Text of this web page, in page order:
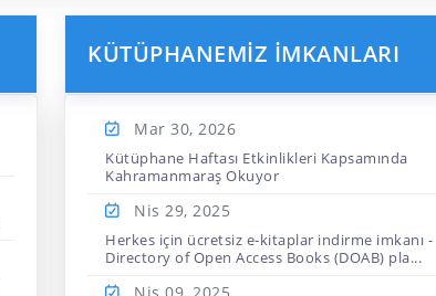
KÜTÜPHANEMIZ İMKANLARI
Mar 30, 2026
Kütüphane Haftası Etkinlikleri Kapsamında
Kahramanmaraş Okuyor
Nis 29, 2025
Herkes için ücretsiz e-kitaplar indirme imkanı -
Directory of Open Access Books (DOAB) pla...